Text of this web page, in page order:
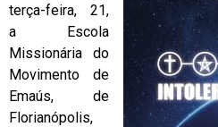
terça-feira, 21,
a Escola
Missionária do
Movimento de
Emaús, de
Florianópolis,